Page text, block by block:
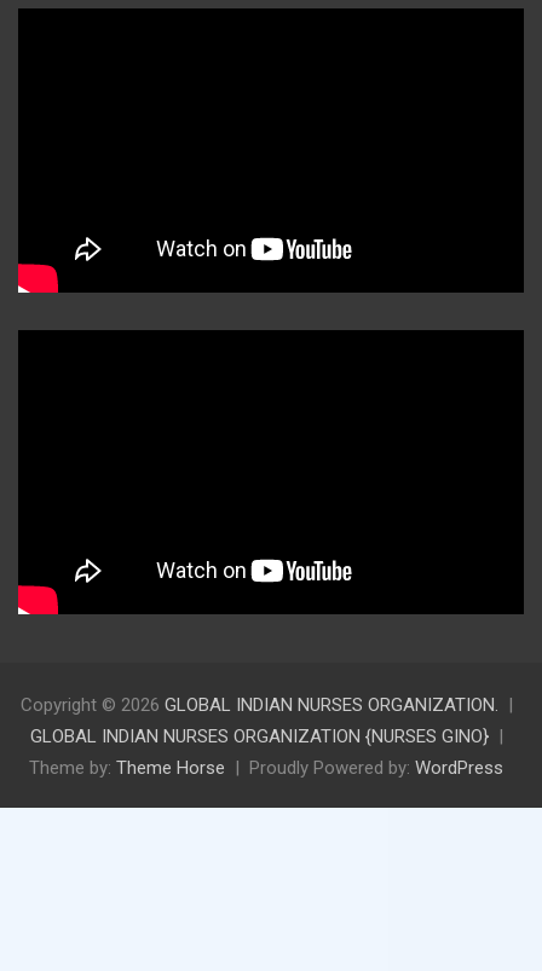
Copyright © 2026 GLOBAL INDIAN NURSES ORGANIZATION.
GLOBAL INDIAN NURSES ORGANIZATION {NURSES GINO}
Theme by: Theme Horse Proudly Powered by: WordPress